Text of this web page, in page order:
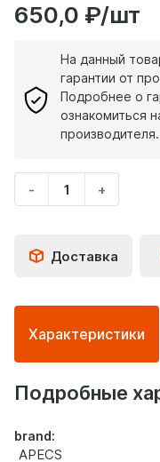
650,0 ₽/шт
На данный
гарантии от
Подробнее о
ознакомиться
производителя.
-
Укажите
количество
+
Доставка
Подробная
информация
о
товаре
Характеристики
Подробные
brand:
APECS